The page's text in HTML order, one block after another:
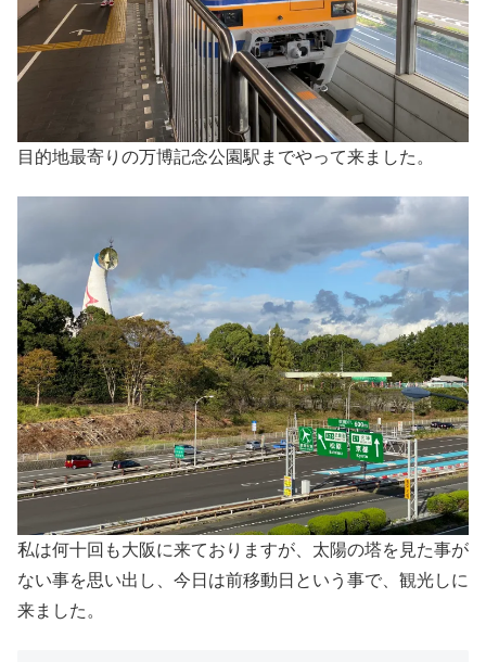
目的地最寄りの万博記念公園駅までやって来ました。
私は何十回も大阪に来ておりますが、太陽の塔を見た事が
ない事を思い出し、今日は前移動日という事で、観光しに
来ました。